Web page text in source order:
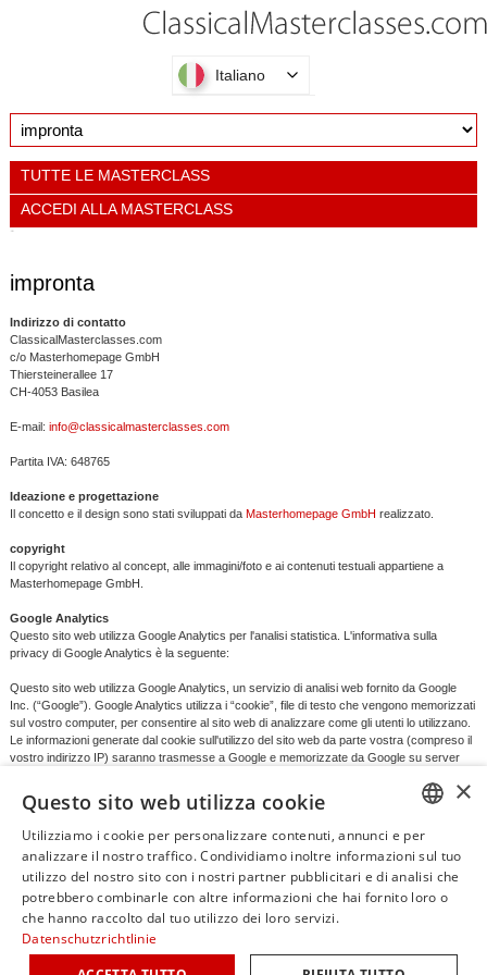
Italiano
TUTTE LE MASTERCLASS
ACCEDI ALLA MASTERCLASS
impronta
Indirizzo di contatto
ClassicalMasterclasses.com
c/o Masterhomepage GmbH
Thiersteinerallee 17
CH-4053 Basilea
E-mail: info@classicalmasterclasses.com
Partita IVA: 648765
Ideazione e progettazione
Il concetto e il design sono stati sviluppati da Masterhomepage GmbH realizzato.
copyright
Il copyright relativo al concept, alle immagini/foto e ai contenuti testuali appartiene a
Masterhomepage GmbH.
Google Analytics
Questo sito web utilizza Google Analytics per l'analisi statistica. L'informativa sulla
privacy di Google Analytics è la seguente:
Questo sito web utilizza Google Analytics, un servizio di analisi web fornito da Google
Inc. (“Google”). Google Analytics utilizza i “cookie”, file di testo che vengono memorizzati
sul vostro computer, per consentire al sito web di analizzare come gli utenti lo utilizzano.
Le informazioni generate dal cookie sull'utilizzo del sito web da parte vostra (compreso il
vostro indirizzo IP) saranno trasmesse a Google e memorizzate da Google su server
utilizzo del sito web, compilare report sull'attività del sito web per gli operatori del sito e
fornire altri servizi relativi all'attività del sito web e all'utilizzo di Internet. Google potrebbe
anche trasferire queste informazioni a terzi ove ciò sia imposto dalla legge o laddove tali
terzi trattino le informazioni per conto di Google. Google non assocerà il vostro indirizzo
IP a nessun altro dato in suo possesso. Potete rifiutare l'uso dei cookie selezionando le
impostazioni appropriate sul vostro browser; tuttavia, tenete presente che in tal caso
potreste non essere in grado di utilizzare tutte le funzionalità di questo sito web.
Utilizzando questo sito web, acconsentite al trattamento dei vostri dati da parte di Google
con le modalità e per le finalità sopra indicate
×
Questo sito web utilizza cookie
Utilizziamo i cookie per personalizzare contenuti, annunci e per
analizzare il nostro traffico. Condividiamo inoltre informazioni sul tuo
utilizzo del nostro sito con i nostri partner pubblicitari e di analisi che
potrebbero combinarle con altre informazioni che hai fornito loro o
che hanno raccolto dal tuo utilizzo dei loro servizi.
Datenschutzrichtlinie